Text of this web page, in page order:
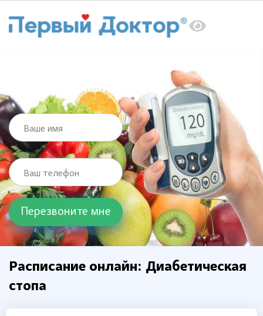
Диабетическая стопа
Ваше имя
Ваш телефон
Расписание онлайн: Диабетическая
стопа